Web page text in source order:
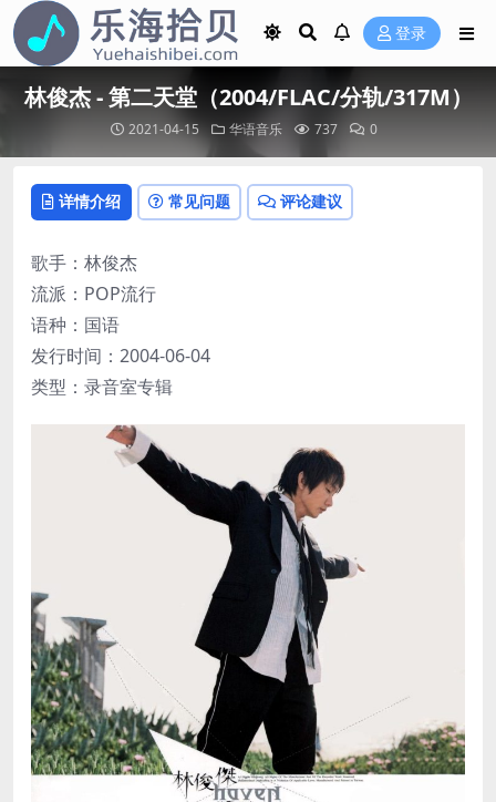
登录
林俊杰 - 第二天堂（2004/FLAC/分轨/317M）
2021-04-15 华语音乐 737 0
详情介绍 常见问题 评论建议
歌手：林俊杰
流派：POP流行
语种：国语
发行时间：2004-06-04
类型：录音室专辑